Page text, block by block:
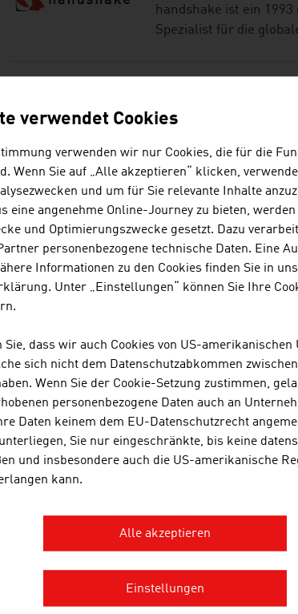
handshake ist ein
Spezialist für die
Der steirische
Styria / HTS) ist ein
Entwicklung und
INNOVATION
Die Innovation
und ihrem Netzwerk
und Unternehmen
Science-Standorts
JOANNEUM
Die JOANNEUM
Technologien für
Branchenspektrum
internationalem Niveau.
LISA – LIFE
verwendet Cookies
verwenden wir nur Cookies, die für die
Wenn Sie auf „Alle akzeptieren“ klicken,
und um für Sie relevante Inhalte
eine angenehme Online-Journey zu bieten,
und Optimierungszwecke gesetzt. Dazu
personenbezogene technische Daten. Eine
Informationen zu den Cookies finden Sie in
Unter „Einstellungen“ können Sie Ihre
Sie, dass wir auch Cookies von US-amerikanischen
sich nicht dem Datenschutzabkommen
Wenn Sie der Cookie-Setzung zustimmen,
personenbezogene Daten auch an
Daten keinem dem EU-Datenschutzrecht
Sie nur eingeschränkte, bis keine
und insbesondere auch die US-amerikanische
kann.
Alle akzeptieren
Einstellungen